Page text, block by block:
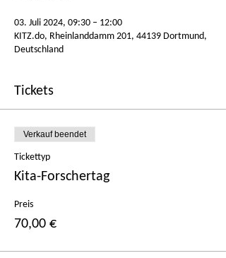
03. Juli 2024, 09:30 – 12:00
KITZ.do, Rheinlanddamm 201, 44139 Dortmund,
Deutschland
Tickets
Verkauf beendet
Tickettyp
Kita-Forschertag
Preis
70,00 €